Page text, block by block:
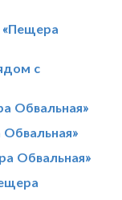
«Пещера
с
Обвальная»
Обвальная»